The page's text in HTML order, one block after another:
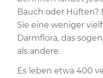
Bauch oder Hüften?
Sie eine weniger
Darmflora, das
als andere.
Es leben etwa 400